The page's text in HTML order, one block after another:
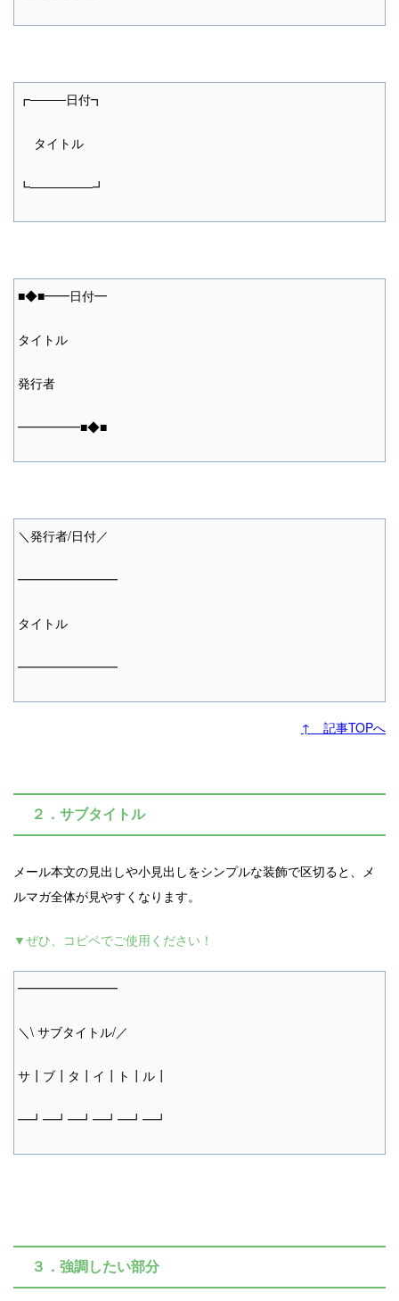
┏────日付┓
タイトル
┗───────┛
■◆■━━日付━
タイトル
発行者
━━━━━■◆■
＼発行者/日付／
━━━━━━━━
タイトル
━━━━━━━━
↑ 記事TOPへ
２．サブタイトル
メール本文の見出しや小見出しをシンプルな装飾で区切ると、メ
ルマガ全体が見やすくなります。
▼ぜひ、コピペでご使用ください！
━━━━━━━━
＼\ サブタイトル/／
サ┃ブ┃タ┃イ┃ト┃ル┃
━┛━┛━┛━┛━┛━┛
３．強調したい部分